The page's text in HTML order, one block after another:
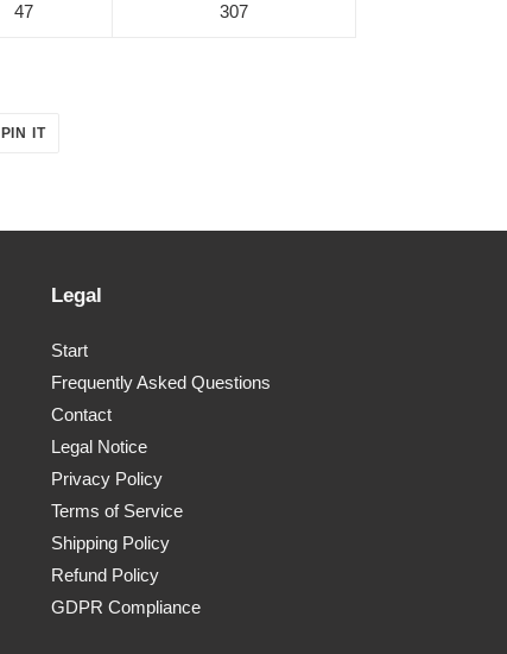
47 307
PIN ITPIN
Legal
Start
Frequently Asked Questions
Contact
Legal Notice
Privacy Policy
Terms of Service
Shipping Policy
Refund Policy
GDPR Compliance